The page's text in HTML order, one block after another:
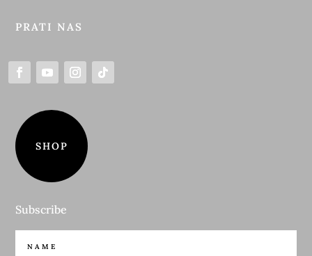
PRATI NAS
SHOP
Subscribe